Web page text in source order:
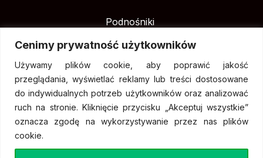
Cenimy prywatność użytkowników
Używamy plików cookie, aby poprawić jakość
przeglądania, wyświetlać reklamy lub treści dostosowane
do indywidualnych potrzeb użytkowników oraz analizować
ruch na stronie. Kliknięcie przycisku „Akceptuj wszystkie”
oznacza zgodę na wykorzystywanie przez nas plików
cookie.
Podnośniki
Suwnice
Wózki widłowe